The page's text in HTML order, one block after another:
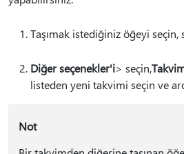
Taşımak istediğiniz öğeyi seçin,
Diğer seçenekler'i> seçin,
listeden yeni takvimi seçin ve
Not